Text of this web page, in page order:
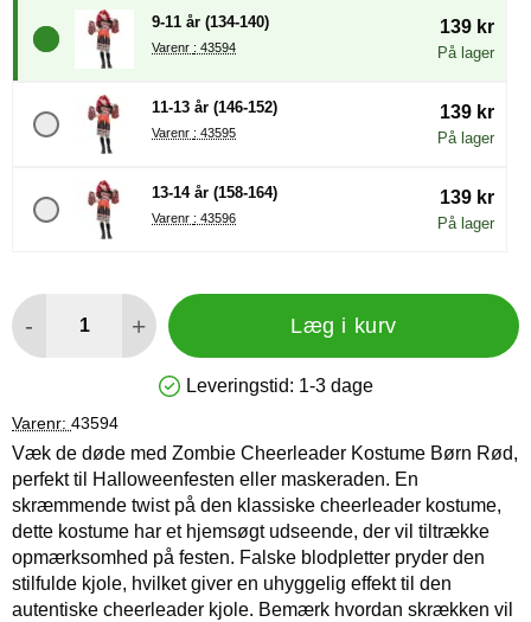
9-11 år (134-140)
Varenr : 43594
139 kr
På lager
11-13 år (146-152)
Varenr : 43595
139 kr
På lager
13-14 år (158-164)
Varenr : 43596
139 kr
På lager
- + Læg i kurv
Produkttilgængelighed: På lager
Leveringstid: 1-3 dage
Varenr: 43594
Væk de døde med Zombie Cheerleader Kostume Børn Rød,
perfekt til Halloweenfesten eller maskeraden. En
skræmmende twist på den klassiske cheerleader kostume,
dette kostume har et hjemsøgt udseende, der vil tiltrække
opmærksomhed på festen. Falske blodpletter pryder den
stilfulde kjole, hvilket giver en uhyggelig effekt til den
autentiske cheerleader kjole. Bemærk hvordan skrækken vil